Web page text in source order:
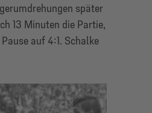
später
13 Minuten die Partie,
auf 4:1. Schalke